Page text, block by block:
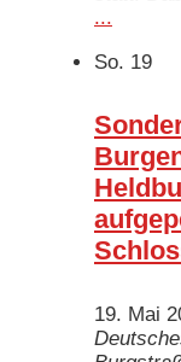
...
So. 19
19. Mai